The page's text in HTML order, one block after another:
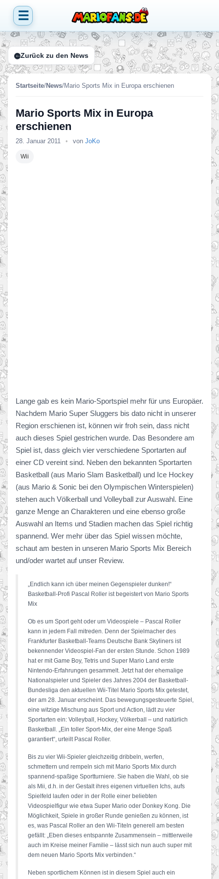
☰
Zurück zu den News
Startseite/News/Mario Sports Mix in Europa erschienen
Mario Sports Mix in Europa
erschienen
28. Januar 2011 • von JoKo
Wii
Lange gab es kein Mario-Sportspiel mehr für uns Europäer.
Nachdem Mario Super Sluggers bis dato nicht in unserer
Region erschienen ist, können wir froh sein, dass nicht
auch dieses Spiel gestrichen wurde. Das Besondere am
Spiel ist, dass gleich vier verschiedene Sportarten auf
einer CD vereint sind. Neben den bekannten Sportarten
Basketball (aus Mario Slam Basketball) und Ice Hockey
(aus Mario & Sonic bei den Olympischen Winterspielen)
stehen auch Völkerball und Volleyball zur Auswahl. Eine
ganze Menge an Charakteren und eine ebenso große
Auswahl an Items und Stadien machen das Spiel richtig
spannend. Wer mehr über das Spiel wissen möchte,
schaut am besten in unseren Mario Sports Mix Bereich
und/oder wartet auf unser Review.
„Endlich kann ich über meinen Gegenspieler dunken!“
Basketball-Profi Pascal Roller ist begeistert von Mario Sports
Mix
Ob es um Sport geht oder um Videospiele – Pascal Roller
kann in jedem Fall mitreden. Denn der Spielmacher des
Frankfurter Basketball-Teams Deutsche Bank Skyliners ist
bekennender Videospiel-Fan der ersten Stunde. Schon 1989
hat er mit Game Boy, Tetris und Super Mario Land erste
Nintendo-Erfahrungen gesammelt. Jetzt hat der ehemalige
Nationalspieler und Spieler des Jahres 2004 der Basketball-
Bundesliga den aktuellen Wii-Titel Mario Sports Mix getestet,
der am 28. Januar erscheint. Das bewegungsgesteuerte Spiel,
eine witzige Mischung aus Sport und Action, lädt zu vier
Sportarten ein: Volleyball, Hockey, Völkerball – und natürlich
Basketball. „Ein toller Sport-Mix, der eine Menge Spaß
garantiert“, urteilt Pascal Roller.
Bis zu vier Wii-Spieler gleichzeitig dribbeln, werfen,
schmettern und rempeln sich mit Mario Sports Mix durch
spannend-spaßige Sportturniere. Sie haben die Wahl, ob sie
als Mii, d.h. in der Gestalt ihres eigenen virtuellen Ichs, aufs
Spielfeld laufen oder in der Rolle einer beliebten
Videospielfigur wie etwa Super Mario oder Donkey Kong. Die
Möglichkeit, Spiele in großer Runde genießen zu können, ist
es, was Pascal Roller an den Wii-Titeln generell am besten
gefällt: „Eben dieses entspannte Zusammensein – mittlerweile
auch im Kreise meiner Familie – lässt sich nun auch super mit
dem neuen Mario Sports Mix verbinden.“
Neben sportlichem Können ist in diesem Spiel auch ein